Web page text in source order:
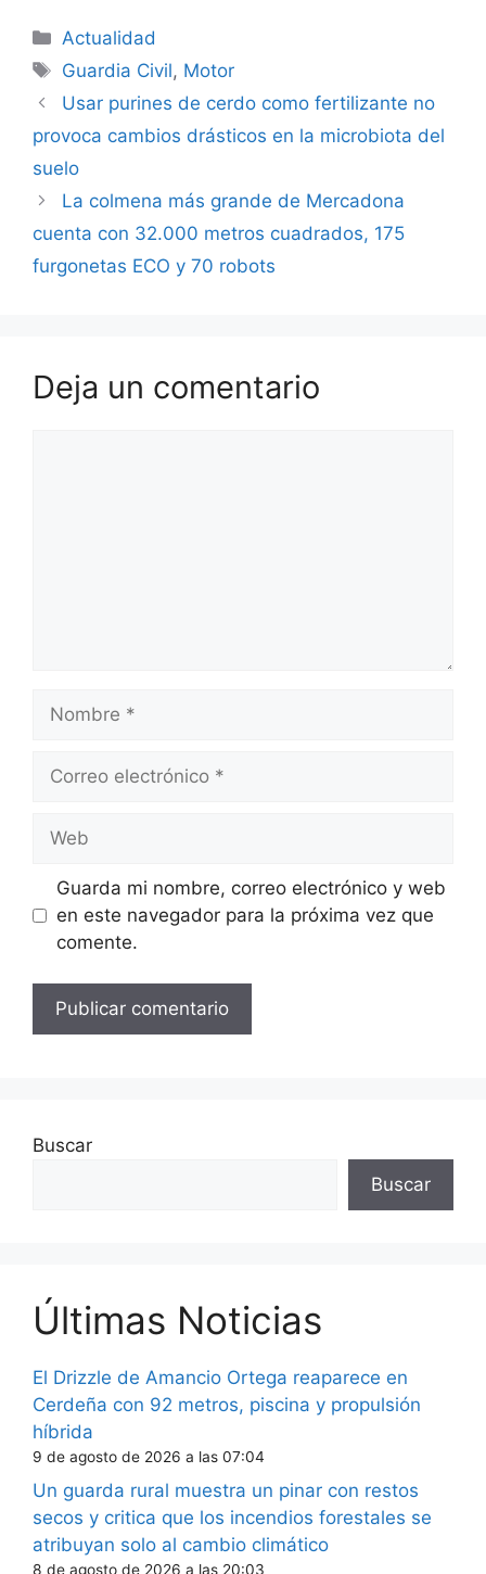
Categorías
Actualidad
Etiquetas
Guardia Civil, Motor
Usar purines de cerdo como fertilizante no
provoca cambios drásticos en la microbiota del
suelo
La colmena más grande de Mercadona
cuenta con 32.000 metros cuadrados, 175
furgonetas ECO y 70 robots
Deja un comentario
electrónico
Guarda mi nombre, correo electrónico y web
en este navegador para la próxima vez que
comente.
Buscar
Buscar
Últimas Noticias
El Drizzle de Amancio Ortega reaparece en
Cerdeña con 92 metros, piscina y propulsión
híbrida
9 de agosto de 2026 a las 07:04
Un guarda rural muestra un pinar con restos
secos y critica que los incendios forestales se
atribuyan solo al cambio climático
8 de agosto de 2026 a las 20:03